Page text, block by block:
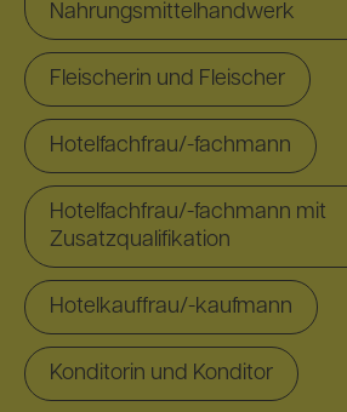
Nahrungsmittelhandwerk
Fleischerin und Fleischer
Hotelfachfrau/-fachmann
Hotelfachfrau/-fachmann mit
Zusatzqualifikation
Hotelkauffrau/-kaufmann
Konditorin und Konditor